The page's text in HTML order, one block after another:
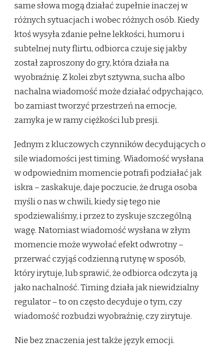
same słowa mogą działać zupełnie inaczej w
różnych sytuacjach i wobec różnych osób. Kiedy
ktoś wysyła zdanie pełne lekkości, humoru i
subtelnej nuty flirtu, odbiorca czuje się jakby
został zaproszony do gry, która działa na
wyobraźnię. Z kolei zbyt sztywna, sucha albo
nachalna wiadomość może działać odpychająco,
bo zamiast tworzyć przestrzeń na emocje,
zamyka je w ramy ciężkości lub presji.
Jednym z kluczowych czynników decydujących o
sile wiadomości jest timing. Wiadomość wysłana
w odpowiednim momencie potrafi podziałać jak
iskra – zaskakuje, daje poczucie, że druga osoba
myśli o nas w chwili, kiedy się tego nie
spodziewaliśmy, i przez to zyskuje szczególną
wagę. Natomiast wiadomość wysłana w złym
momencie może wywołać efekt odwrotny –
przerwać czyjąś codzienną rutynę w sposób,
który irytuje, lub sprawić, że odbiorca odczyta ją
jako nachalność. Timing działa jak niewidzialny
regulator – to on często decyduje o tym, czy
wiadomość rozbudzi wyobraźnię, czy zirytuje.
Nie bez znaczenia jest także język emocji.